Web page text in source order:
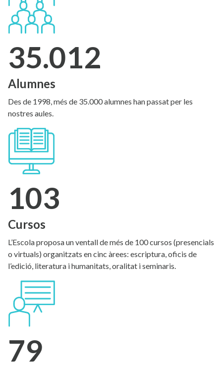
35.012
Alumnes
Des de 1998, més de 35.000 alumnes han passat per les
nostres aules.
103
Cursos
L’Escola proposa un ventall de més de 100 cursos (presencials
o virtuals) organitzats en cinc àrees: escriptura, oficis de
l’edició, literatura i humanitats, oralitat i seminaris.
79